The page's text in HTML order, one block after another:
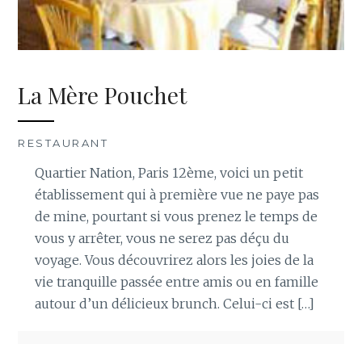
La Mère Pouchet
RESTAURANT
Quartier Nation, Paris 12ème, voici un petit
établissement qui à première vue ne paye pas
de mine, pourtant si vous prenez le temps de
vous y arrêter, vous ne serez pas déçu du
voyage. Vous découvrirez alors les joies de la
vie tranquille passée entre amis ou en famille
autour d’un délicieux brunch. Celui-ci est […]